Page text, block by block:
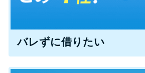
リボ払いをそ
カードローンの
得した話
バレずに借りたい